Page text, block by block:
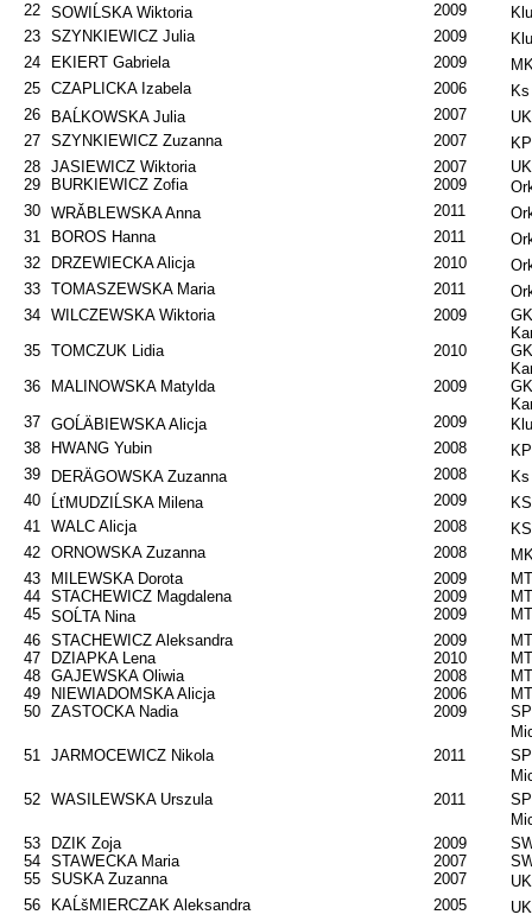
22 SOWIĹSKA Wiktoria 2009
23 SZYNKIEWICZ Julia 2009
24
EKIERT Gabriela 2009
25 CZAPLICKA Izabela 2006
26
BAĹKOWSKA Julia 2007
27 SZYNKIEWICZ Zuzanna 2007
28 JASIEWICZ Wiktoria 2007
29
BURKIEWICZ Zofia 2009
30 WRĂBLEWSKA Anna 2011
31
BOROS Hanna 2011
32
DRZEWIECKA Alicja 2010
33 TOMASZEWSKA Maria 2011
34 WILCZEWSKA Wiktoria 2009
35 TOMCZUK Lidia 2010
36
MALINOWSKA Matylda 2009
37 GOĹÄBIEWSKA Alicja 2009
38
HWANG Yubin 2008
39
DERÄGOWSKA Zuzanna 2008
40
ĹťMUDZIĹSKA Milena 2009
41 WALC Alicja 2008
42 ORNOWSKA Zuzanna 2008
43
MILEWSKA Dorota 2009
44 STACHEWICZ Magdalena 2009
45 SOĹTA Nina 2009
46 STACHEWICZ Aleksandra 2009
47
DZIAPKA Lena 2010
48 GAJEWSKA Oliwia 2008
49
NIEWIADOMSKA Alicja 2006
50 ZASTOCKA Nadia 2009
51 JARMOCEWICZ Nikola 2011
52 WASILEWSKA Urszula 2011
53
DZIK Zoja 2009
54 STAWECKA Maria 2007
55 SUSKA Zuzanna 2007
56
KAĹšMIERCZAK Aleksandra 2005